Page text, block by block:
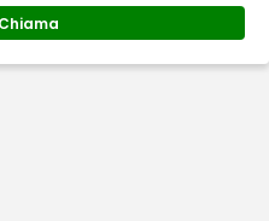
Chiama